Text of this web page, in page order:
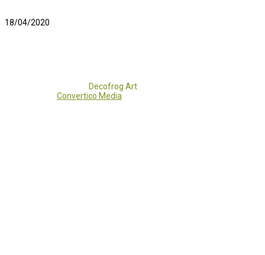
18/04/2020
Decofrog Art
Convertico Media